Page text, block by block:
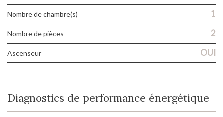
Nombre de chambre(s) 1
Nombre de pièces 2
Ascenseur OUI
Diagnostics de performance énergétique